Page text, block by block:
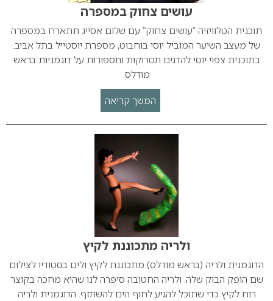
עושים צחוק במספרה
תוכנית הטלוויזיה “עושים צחוק” עם שלום אסייג תתארח במספרה
של מעצב השיער המוביל יוסי בוחבוט, מספרת יוסטייל בתל אביב.
בתוכנית צפוי יוסי להדגים תסרוקות ותספורות על דוגמניות בראש
מודלס.
המשך קריאה
ולריה מתכוננת לקיץ
הדוגמנית ולריה (בראש מודלס) מתכוננת לקיץ ולים בסטודיו לצילום
שם הופק הבוק שלה. ולריה החטובה סיפרה לנו שהיא מחכה בקוצר
רוח לקיץ כדי שתוכל להגיע לחוף הים להשתזף. הדוגמנית ולריה